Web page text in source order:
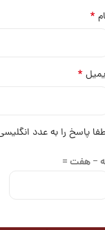
*
*
پاسخ را به عدد
− هفت =